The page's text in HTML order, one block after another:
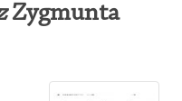
Zygmunta